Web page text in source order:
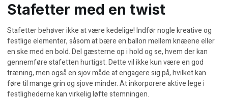
Stafetter med en twist
Stafetter behøver ikke at være kedelige! Indfør nogle kreative og
festlige elementer, såsom at bære en ballon mellem knæene eller
en ske med en bold. Del gæsterne op i hold og se, hvem der kan
gennemføre stafetten hurtigst. Dette vil ikke kun være en god
træning, men også en sjov måde at engagere sig på, hvilket kan
føre til mange grin og sjove minder. At inkorporereaktive legei
festlighederne kan virkelig løfte stemningen.